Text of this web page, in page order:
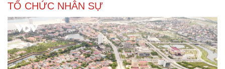
TỔ CHỨC NHÂN SỰ